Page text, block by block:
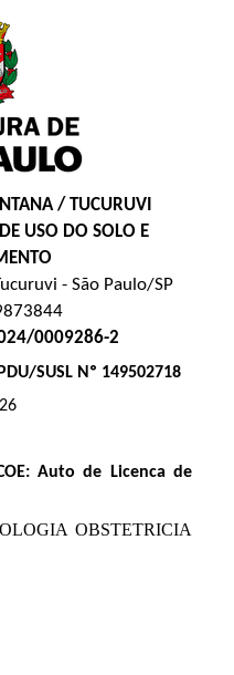
/ TUCURUVI
USO DO SOLO E
- São Paulo/SP
0009286-2
SUSL Nº 149502718
Auto de Licenca de
OBSTETRICIA